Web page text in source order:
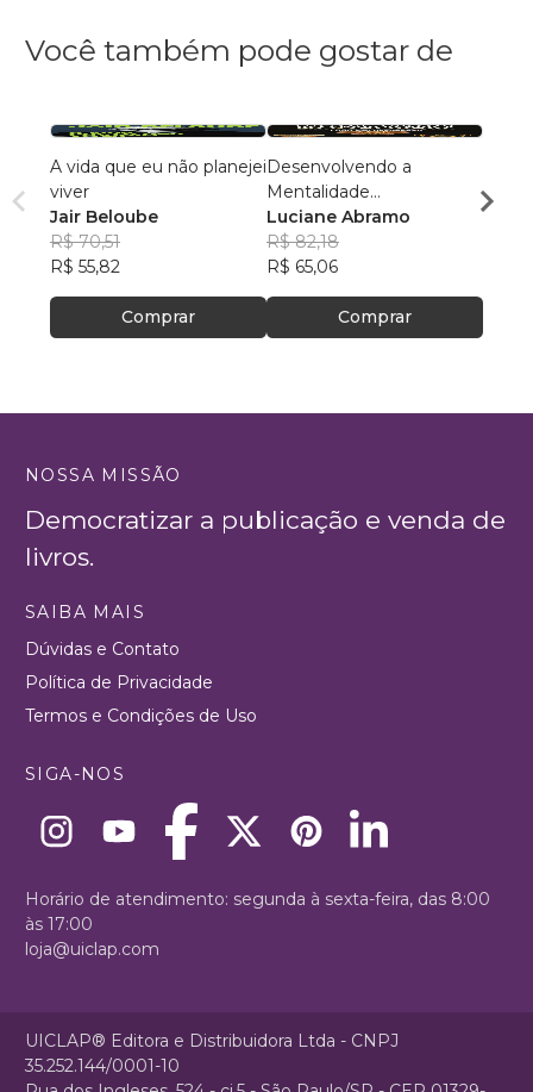
Você também pode gostar de
A vida que eu não planejei
viver
Jair Beloube
R$ 70,51
R$ 55,82
Comprar
Desenvolvendo a
Mentalidade
Empreendedora
Luciane Abramo
R$ 82,18
R$ 65,06
Comprar
NOSSA MISSÃO
Democratizar a publicação e venda de
livros.
SAIBA MAIS
Dúvidas e Contato
Política de Privacidade
Termos e Condições de Uso
SIGA-NOS
Horário de atendimento: segunda à sexta-feira, das 8:00
às 17:00
loja@uiclap.com
UICLAP® Editora e Distribuidora Ltda - CNPJ
35.252.144/0001-10